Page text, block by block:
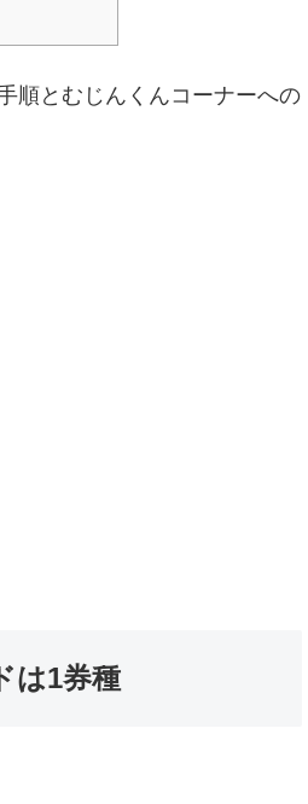
順とむじんくんコーナーへの
は1券種